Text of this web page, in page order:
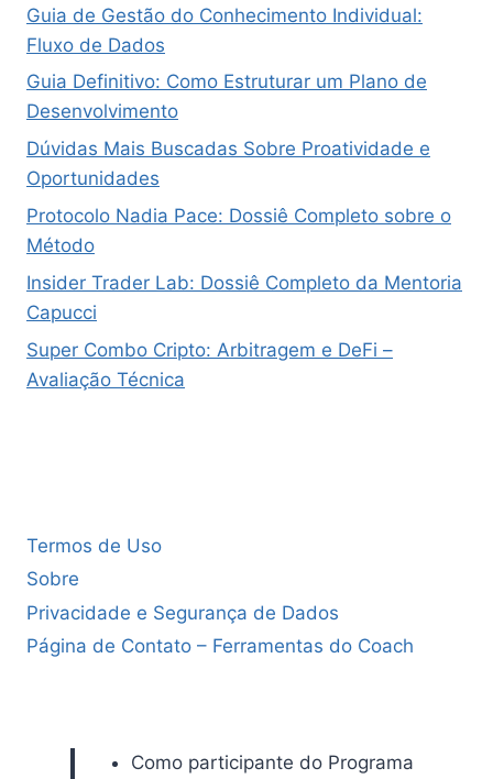
Guia de Gestão do Conhecimento Individual:
Fluxo de Dados
Guia Definitivo: Como Estruturar um Plano de
Desenvolvimento
Dúvidas Mais Buscadas Sobre Proatividade e
Oportunidades
Protocolo Nadia Pace: Dossiê Completo sobre o
Método
Insider Trader Lab: Dossiê Completo da Mentoria
Capucci
Super Combo Cripto: Arbitragem e DeFi –
Avaliação Técnica
Termos de Uso
Sobre
Privacidade e Segurança de Dados
Página de Contato – Ferramentas do Coach
Como participante do Programa